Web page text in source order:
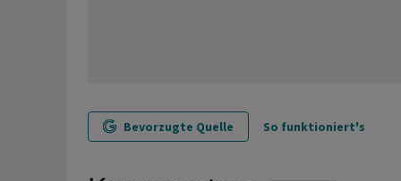
Bevorzugte Quelle So funktioniert's